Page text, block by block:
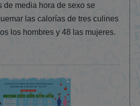
de media hora de sexo se
las calorías de tres culines
los hombres y 48 las mujeres.